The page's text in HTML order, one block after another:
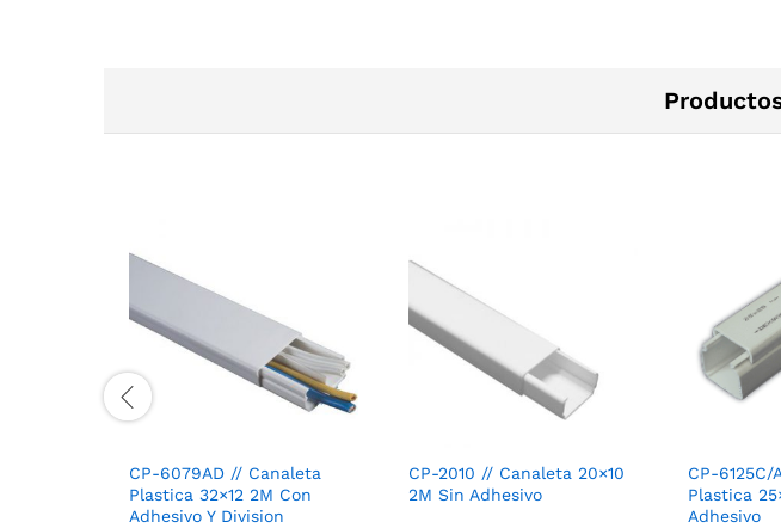
CP-6079AD // Canaleta
Plastica 32×12 2M Con
Adhesivo Y Division
CP-2010 // Canaleta 20×10
2M Sin Adhesivo
CP-6125C/
Plastica
Adhesivo